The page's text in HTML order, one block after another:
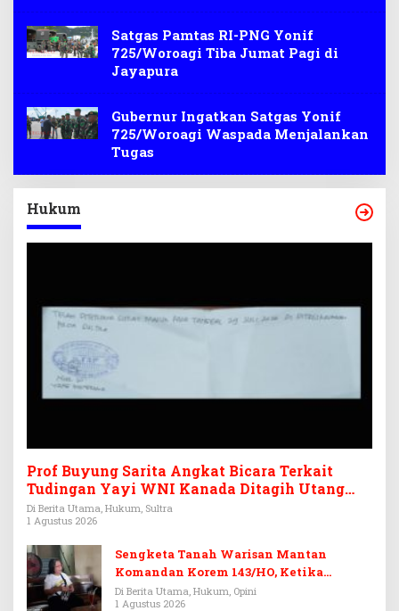
Satgas Pamtas RI-PNG Yonif
725/Woroagi Tiba Jumat Pagi di
Jayapura
Gubernur Ingatkan Satgas Yonif
725/Woroagi Waspada Menjalankan
Tugas
Hukum
Prof Buyung Sarita Angkat Bicara Terkait
Tudingan Yayi WNI Kanada Ditagih Utang
Rp3,6 Miliar
Di Berita Utama, Hukum, Sultra
1 Agustus 2026
Sengketa Tanah Warisan Mantan
Komandan Korem 143/HO, Ketika
Warisan Menjadi Arena Pemerasan
Di Berita Utama, Hukum, Opini
1 Agustus 2026